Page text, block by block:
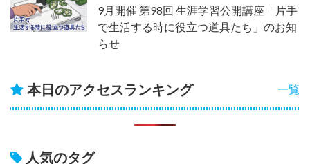
9月開催 第98回 生涯学習公開講座「片手
で生活する時に役立つ道具たち」のお知
らせ
一覧
本日のアクセスランキング
人気のタグ